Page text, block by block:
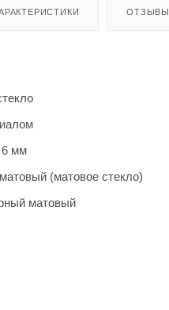
ОТЗЫВЫ
6 мм
(матовое стекло)
матовый